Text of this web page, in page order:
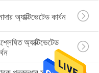
অ্যাক্টিভেটেড কার্বন
অ্যাক্টিভেটেড